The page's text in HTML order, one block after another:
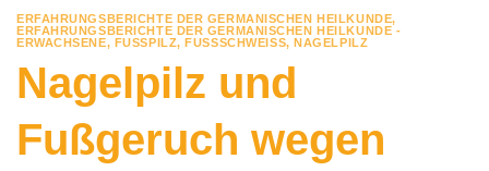
ERFAHRUNGSBERICHTE DER GERMANISCHEN HEILKUNDE,
ERFAHRUNGSBERICHTE DER GERMANISCHEN HEILKUNDE -
ERWACHSENE, FUSSPILZ,FUSSSCHWEISS,NAGELPILZ
Nagelpilz und
Fußgeruch wegen